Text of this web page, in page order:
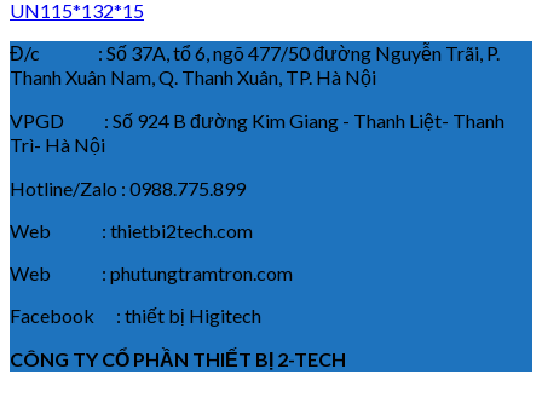
UN115*132*15
Đ/c : Số 37A, tổ 6, ngõ 477/50 đường Nguyễn Trãi, P.
Thanh Xuân Nam, Q. Thanh Xuân, TP. Hà Nội
VPGD : Số 924 B đường Kim Giang - Thanh Liệt- Thanh
Trì- Hà Nội
Hotline/Zalo : 0988.775.899
Web : thietbi2tech.com
Web : phutungtramtron.com
Facebook : thiết bị Higitech
CÔNG TY CỔ PHẦN THIẾT BỊ 2-TECH